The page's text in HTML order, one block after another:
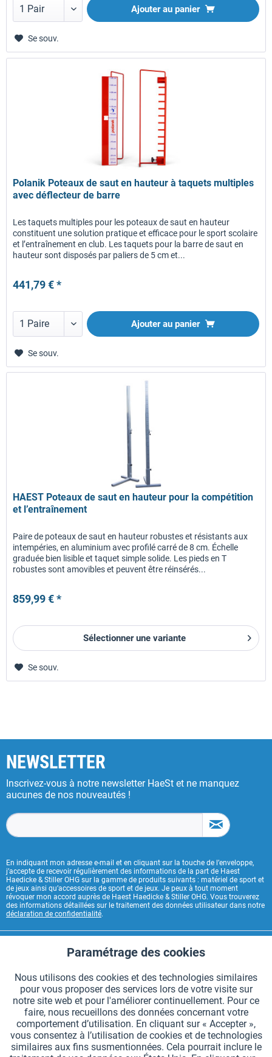
Ajouter au panier
Se souv.
Polanik Poteaux de saut en hauteur à taquets multiples
avec déflecteur de barre
Les taquets multiples pour les poteaux de saut en hauteur
constituent une solution pratique et efficace pour le sport scolaire
et l’entraînement en club. Les taquets pour la barre de saut en
hauteur sont disposés par paliers de 5 cm et...
441,79 € *
Ajouter au panier
Se souv.
HAEST Poteaux de saut en hauteur pour la compétition
et l’entraînement
Paire de poteaux de saut en hauteur robustes et résistants aux
intempéries, en aluminium avec profilé carré de 8 cm. Échelle
graduée bien lisible et taquet simple solide. Les pieds en T
robustes sont amovibles et peuvent être réinsérés...
859,99 € *
Sélectionner une variante
Se souv.
NEWSLETTER
Inscrivez-vous à notre newsletter HaeSt et ne manquez
aucunes de nos nouveautés !
En indiquant mon adresse e-mail et en cliquant sur la touche de l’enveloppe,
j’accepte de recevoir régulièrement des informations de la part de Haest
Haedicke & Stiller OHG sur la gamme de produits suivants : matériel de sport et
de jeux ainsi qu’accessoires de sport et de jeux. Je peux à tout moment
révoquer mon accord auprès de Haest Haedicke & Stiller OHG. Vous trouverez
des informations détaillées sur le traitement des données utilisateur dans notre
déclaration de confidentialité.
INFORMATIONS GÉNÉRALES
MODES DE PAIEMENT
Fonctionnels Aktiv
Suivi Aktiv
Paramétrage des cookies
Nous utilisons des cookies et des technologies similaires
pour vous proposer des services lors de votre visite sur
notre site web et pour l'améliorer continuellement. Pour ce
faire, nous recueillons des données concernant votre
comportement d’utilisation. En cliquant sur « Accepter »,
vous consentez à l’utilisation de cookies et de technologies
similaires aux fins susmentionnées. Cela pourrait inclure le